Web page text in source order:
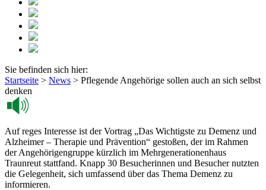
Sie befinden sich hier:
Startseite > News > Pflegende Angehörige sollen auch an sich selbst
denken
Auf reges Interesse ist der Vortrag „Das Wichtigste zu Demenz und
Alzheimer – Therapie und Prävention“ gestoßen, der im Rahmen
der Angehörigengruppe kürzlich im Mehrgenerationenhaus
Traunreut stattfand. Knapp 30 Besucherinnen und Besucher nutzten
die Gelegenheit, sich umfassend über das Thema Demenz zu
informieren.